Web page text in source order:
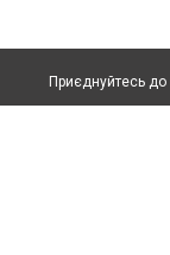
Приєднуйтесь до